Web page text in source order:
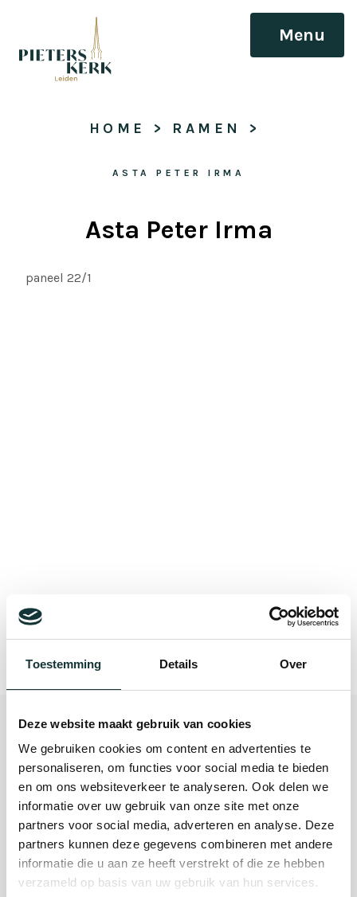
Toestemming Details Over
Deze website maakt gebruik van cookies
We gebruiken cookies om content en advertenties te
personaliseren, om functies voor social media te bieden
en om ons websiteverkeer te analyseren. Ook delen we
informatie over uw gebruik van onze site met onze
partners voor social media, adverteren en analyse. Deze
partners kunnen deze gegevens combineren met andere
informatie die u aan ze heeft verstrekt of die ze hebben
verzameld op basis van uw gebruik van hun services.
Menu
HOME > RAMEN >
ASTA PETER IRMA
Asta Peter Irma
paneel 22/1
Bekijk alle blogberichten
Plan je bezoek
Evenement
organiseren